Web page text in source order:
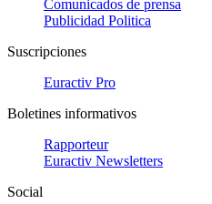
Comunicados de prensa
Publicidad Politica
Suscripciones
Euractiv Pro
Boletines informativos
Rapporteur
Euractiv Newsletters
Social